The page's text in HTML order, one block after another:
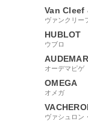
Van Cleef
ヴァンクリー
HUBLOT
ウブロ
オーデマピゲ
OMEGA
オメガ
ヴァシュロン